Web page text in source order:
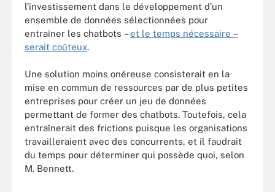
l’investissement dans le développement d’un
ensemble de données sélectionnées pour
entraîner les chatbots –et le temps nécessaire –
serait coûteux.
Une solution moins onéreuse consisterait en la
mise en commun de ressources par de plus petites
entreprises pour créer un jeu de données
permettant de former des chatbots. Toutefois, cela
entraînerait des frictions puisque les organisations
travailleraient avec des concurrents, et il faudrait
du temps pour déterminer qui possède quoi, selon
M. Bennett.